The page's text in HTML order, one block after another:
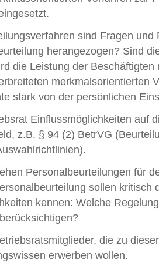
sind Fragen
herangezogen? Sind
die Leistung der
merkmalsorientierten
stark von der persönlichen
Einflussmöglichkeiten auf
z.B. § 94 (2) BetrVG
Personalbeurteilungen für
sollen
kennen: Welche
die zu
erwerben wollen.